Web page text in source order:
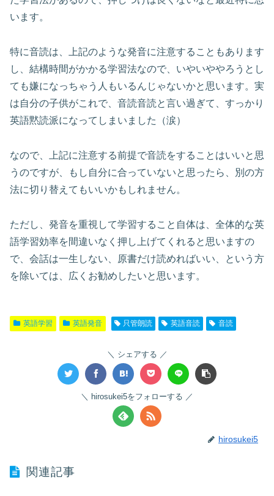
います。
特に音読は、上記のような発音に注意することもあります
し、結構時間がかかる学習法なので、いやいややろうとし
ても嫌になっちゃう人もいるんじゃないかと思います。実
は自分の子供がこれで、音読音読と言い過ぎて、すっかり
英語黙読派になってしまいました（涙）
なので、上記に注意する前提で音読をすることはいいと思
うのですが、もし自分に合っていないと思ったら、別の方
法に切り替えてもいいかもしれません。
ただし、発音を重視して学習すること自体は、全体的な英
語学習効率を間違いなく押し上げてくれると思いますの
で、会話は一生しない、原書だけ読めればいい、という方
を除いては、広くお勧めしたいと思います。
英語学習 英語発音 只管朗読 英語音読 音読
シェアする
hirosukei5をフォローする
hirosukei5
関連記事